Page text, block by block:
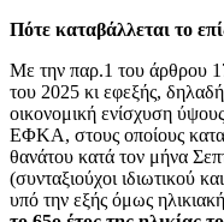
Πότε καταβάλλεται το
Με την παρ.1 του άρθρου
του 2025 κι εφεξής,
οικονομική ενίσχυση
ΕΦΚΑ, στους οποίους
θανάτου κατά τον μήνα
(συνταξιούχοι ιδιωτικού
υπό την εξής όμως